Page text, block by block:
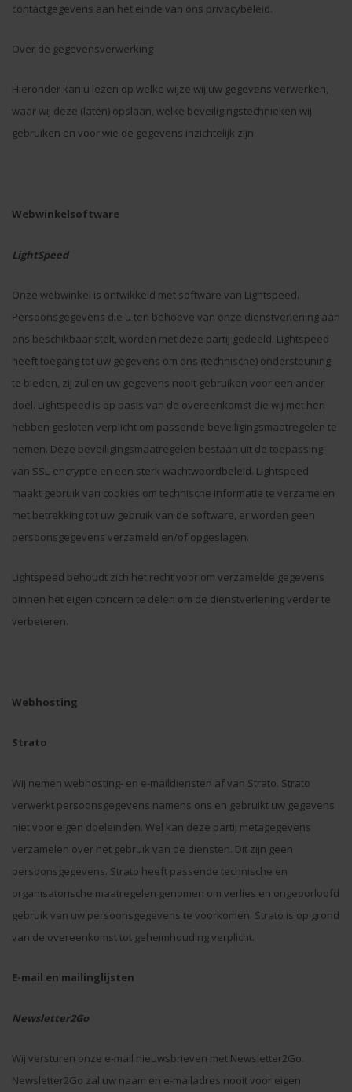
contactgegevens aan het einde van ons privacybeleid.
Over de gegevensverwerking
Hieronder kan u lezen op welke wijze wij uw gegevens verwerken,
waar wij deze (laten) opslaan, welke beveiligingstechnieken wij
gebruiken en voor wie de gegevens inzichtelijk zijn.
Webwinkelsoftware
LightSpeed
Onze webwinkel is ontwikkeld met software van Lightspeed.
Persoonsgegevens die u ten behoeve van onze dienstverlening aan
ons beschikbaar stelt, worden met deze partij gedeeld. Lightspeed
heeft toegang tot uw gegevens om ons (technische) ondersteuning
te bieden, zij zullen uw gegevens nooit gebruiken voor een ander
doel. Lightspeed is op basis van de overeenkomst die wij met hen
hebben gesloten verplicht om passende beveiligingsmaatregelen te
nemen. Deze beveiligingsmaatregelen bestaan uit de toepassing
van SSL-encryptie en een sterk wachtwoordbeleid. Lightspeed
maakt gebruik van cookies om technische informatie te verzamelen
met betrekking tot uw gebruik van de software, er worden geen
persoonsgegevens verzameld en/of opgeslagen.
Lightspeed behoudt zich het recht voor om verzamelde gegevens
binnen het eigen concern te delen om de dienstverlening verder te
verbeteren.
Webhosting
Strato
Wij nemen webhosting- en e-maildiensten af van Strato. Strato
verwerkt persoonsgegevens namens ons en gebruikt uw gegevens
niet voor eigen doeleinden. Wel kan deze partij metagegevens
verzamelen over het gebruik van de diensten. Dit zijn geen
persoonsgegevens. Strato heeft passende technische en
organisatorische maatregelen genomen om verlies en ongeoorloofd
gebruik van uw persoonsgegevens te voorkomen. Strato is op grond
van de overeenkomst tot geheimhouding verplicht.
E-mail en mailinglijsten
Newsletter2Go
Wij versturen onze e-mail nieuwsbrieven met Newsletter2Go.
Newsletter2Go zal uw naam en e-mailadres nooit voor eigen